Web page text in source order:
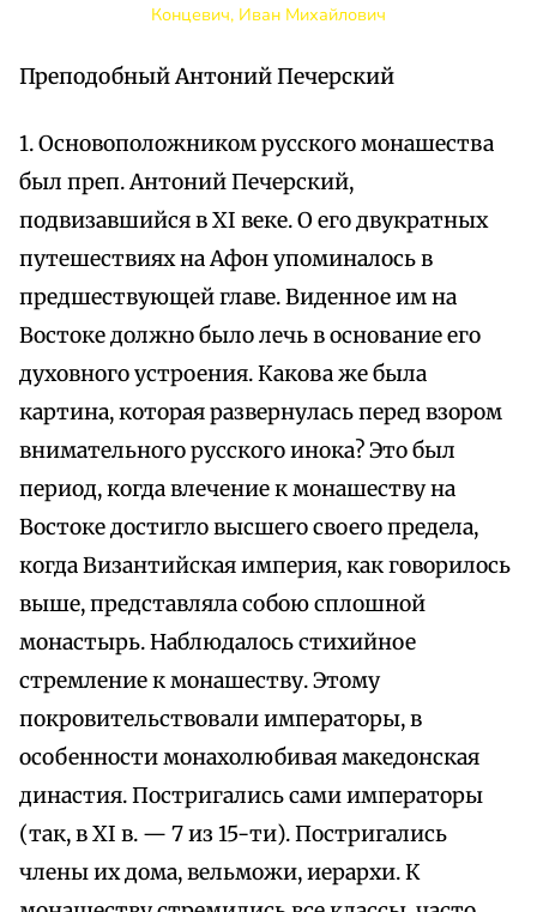
Концевич, Иван Михайлович
Преподобный Антоний Печерский
1. Основоположником русского монашества
был преп. Антоний Печерский,
подвизавшийся в XI веке. О его двукратных
путешествиях на Афон упоминалось в
предшествующей главе. Виденное им на
Востоке должно было лечь в основание его
духовного устроения. Какова же была
картина, которая развернулась перед взором
внимательного русского инока? Это был
период, когда влечение к монашеству на
Востоке достигло высшего своего предела,
когда Византийская империя, как говорилось
выше, представляла собою сплошной
монастырь. Наблюдалось стихийное
стремление к монашеству. Этому
покровительствовали императоры, в
особенности монахолюбивая македонская
династия. Постригались сами императоры
(так, в XI в. — 7 из 15-ти). Постригались
члены их дома, вельможи, иерархи. К